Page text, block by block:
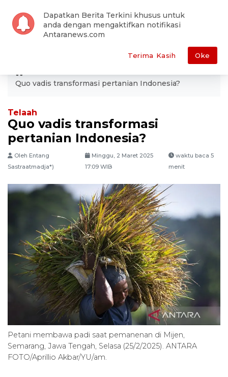
Quo vadis transformasi pertanian Indonesia?
Telaah
Quo vadis transformasi
pertanian Indonesia?
Oleh Entang
Sastraatmadja*)
Minggu, 2 Maret 2025
17:09 WIB
waktu baca 5
menit
Petani membawa padi saat pemanenan di Mijen,
Semarang, Jawa Tengah, Selasa (25/2/2025). ANTARA
FOTO/Aprillio Akbar/YU/am.
Dapatkan Berita Terkini khusus untuk
anda dengan mengaktifkan notifikasi
Antaranews.com
Oke
Terima Kasih